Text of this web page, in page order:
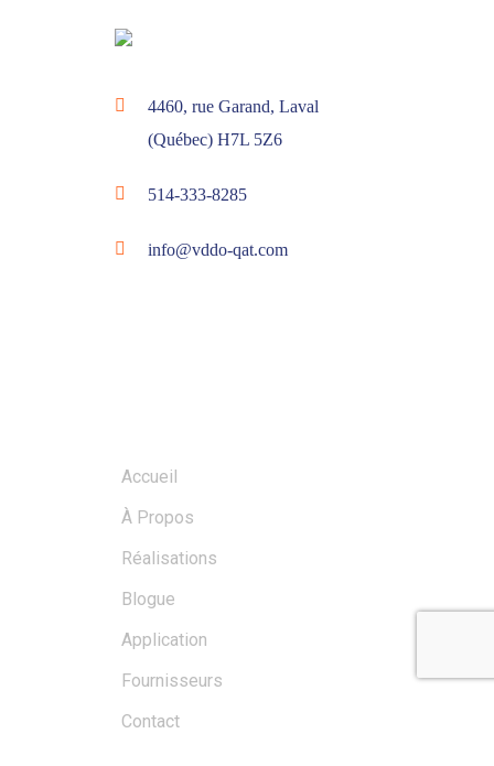
4460, rue Garand, Laval
(Québec) H7L 5Z6
514-333-8285
info@vddo-qat.com
Accueil
À Propos
Réalisations
Blogue
Application
Fournisseurs
Contact